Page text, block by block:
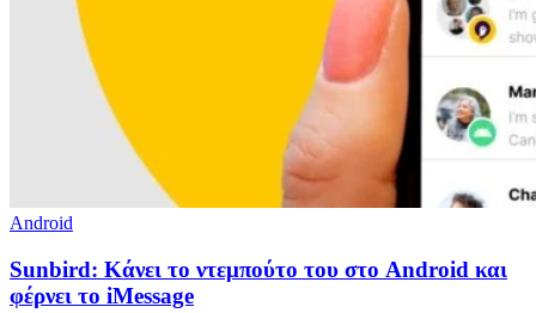
Android
Sunbird: Κάνει το ντεμπούτο του στο Android και
φέρνει το iMessage